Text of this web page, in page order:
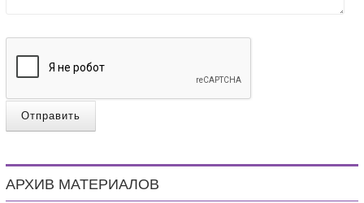
Отправить
АРХИВ МАТЕРИАЛОВ